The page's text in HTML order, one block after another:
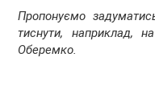
Пропонуємо
тиснути, наприклад,
Оберемко.